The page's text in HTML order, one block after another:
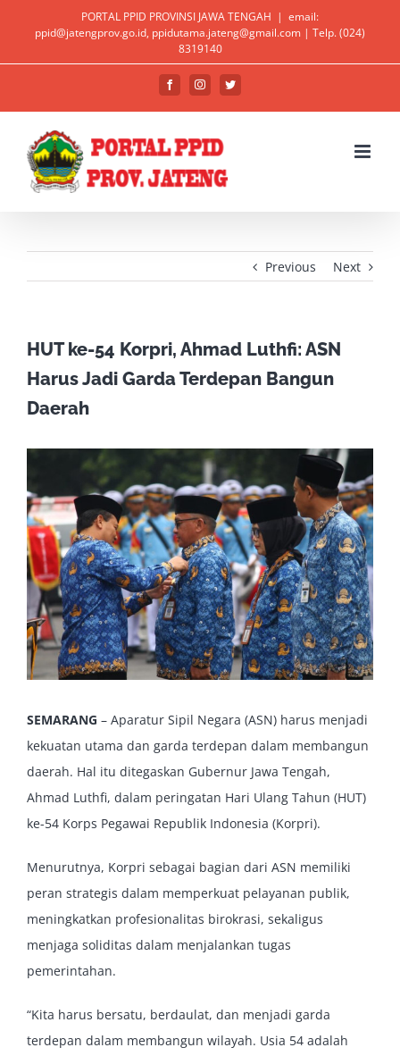
Open toolbar
content
PORTAL PPID PROVINSI JAWA TENGAH | email:
ppid@jatengprov.go.id, ppidutama.jateng@gmail.com | Telp. (024)
8319140
FacebookInstagramTwitter
Previous Next
HUT ke-54 Korpri, Ahmad Luthfi: ASN
Harus Jadi Garda Terdepan Bangun
Daerah
Larger
Image
SEMARANG – Aparatur Sipil Negara (ASN) harus menjadi
kekuatan utama dan garda terdepan dalam membangun
daerah. Hal itu ditegaskan Gubernur Jawa Tengah,
Ahmad Luthfi, dalam peringatan Hari Ulang Tahun (HUT)
ke-54 Korps Pegawai Republik Indonesia (Korpri).
Menurutnya, Korpri sebagai bagian dari ASN memiliki
peran strategis dalam memperkuat pelayanan publik,
meningkatkan profesionalitas birokrasi, sekaligus
menjaga soliditas dalam menjalankan tugas
pemerintahan.
“Kita harus bersatu, berdaulat, dan menjadi garda
terdepan dalam membangun wilayah. Usia 54 adalah